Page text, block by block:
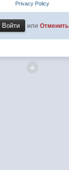
Privacy Policy
или Отменить